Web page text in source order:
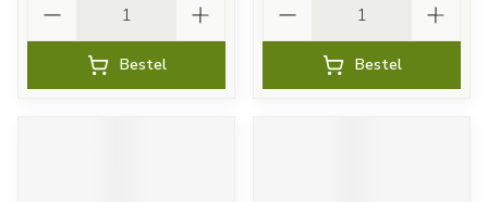
Bestel Bestel